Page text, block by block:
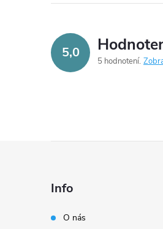
5,0
5 hodnotení
Info
O nás